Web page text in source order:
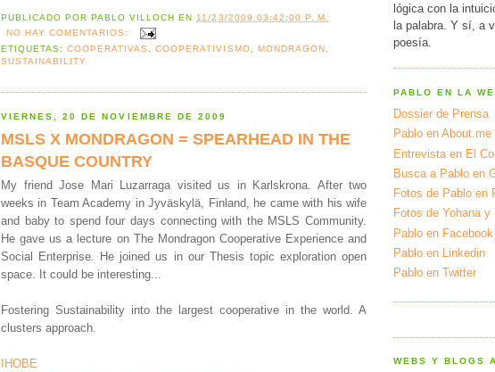
PUBLICADO PORPABLO VILLOCH EN11/23/2009 03:42:00 P. M.
NO HAY COMENTARIOS:
ETIQUETAS:COOPERATIVAS ,COOPERATIVISMO, MONDRAGON,
SUSTAINABILITY
VIERNES, 20 DE NOVIEMBRE DE 2009
MSLS X MONDRAGON = SPEARHEAD IN THE
BASQUE COUNTRY
My friend Jose Mari Luzarraga visited us in Karlskrona. After two
weeks in Team Academy in Jyväskylä, Finland, he came with his wife
and baby to spend four days connecting with the MSLS Community.
He gave us a lecture on The Mondragon Cooperative Experience and
Social Enterprise. He joined us in our Thesis topic exploration open
space. It could be interesting...
Fostering Sustainability into the largest cooperative in the world. A
clusters approach.
IHOBE
lógica con la
la palabra. Y sí, a
poesía.
PABLO EN LA
Dossier de Prensa
Pablo en About.me
Entrevista en El
Busca a Pablo en
Fotos de Pablo en
Fotos de Yohana y
Pablo en Facebook
Pablo en Linkedin
Pablo en Twitter
WEBS Y BLOGS